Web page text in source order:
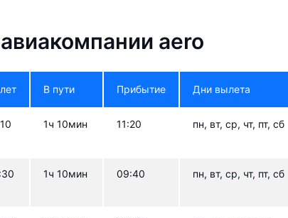
aero
В пути Прибытие Дни вылета
1ч 10мин 11:20 пн, вт, ср, чт, пт, сб
1ч 10мин 09:40 пн, вт, ср, чт, пт, сб